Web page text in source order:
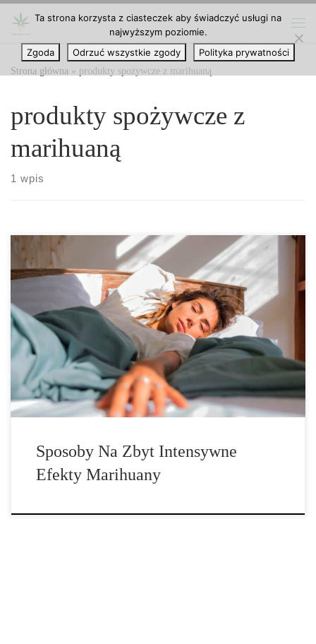
Przejdź do treści
Strona główna » produkty spożywcze z marihuaną
produkty spożywcze z
marihuaną
1 wpis
Jak przezwyciężyć zbyt intensywne efekty marihuany? Mówią, że
czegokolwiek za dużo, to niezdrowo. Dotyczy to również
marihuany. Wiele osób, zwłaszcza początkujących, wpada w
panikę, gdy osiągną zbyt mocne efekty. Jest to jednak zjawisko
powszechne, ale nie niebezpieczne. Jasne, osoba panikująca z
pewnością nie będzie tego świadoma, ale to fakt. Jeśli […]
Sposoby Na Zbyt Intensywne
Efekty Marihuany
Ta strona korzysta z ciasteczek aby świadczyć usługi na
najwyższym poziomie.
Zgoda
Odrzuć wszystkie zgody Polityka prywatności